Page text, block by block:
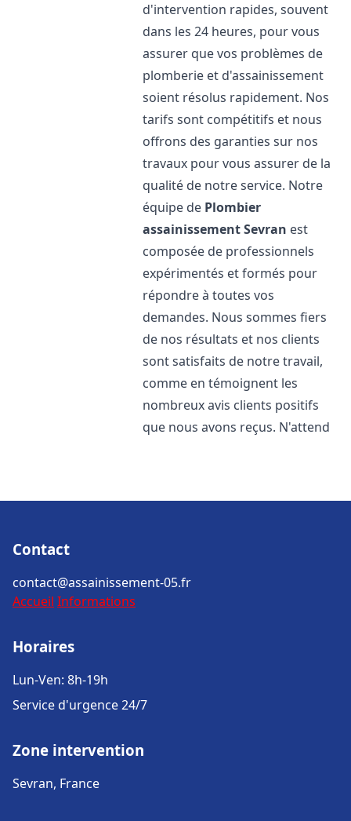
d'intervention rapides, souvent
dans les 24 heures, pour vous
assurer que vos problèmes de
plomberie et d'assainissement
soient résolus rapidement. Nos
tarifs sont compétitifs et nous
offrons des garanties sur nos
travaux pour vous assurer de la
qualité de notre service. Notre
équipe de Plombier
assainissementSevran est
composée de professionnels
expérimentés et formés pour
répondre à toutes vos
demandes. Nous sommes fiers
de nos résultats et nos clients
sont satisfaits de notre travail,
comme en témoignent les
nombreux avis clients positifs
que nous avons reçus. N'attend
Contact
contact@assainissement-05.fr
Accueil Informations
Horaires
Lun-Ven: 8h-19h
Service d'urgence 24/7
Zone intervention
Sevran, France